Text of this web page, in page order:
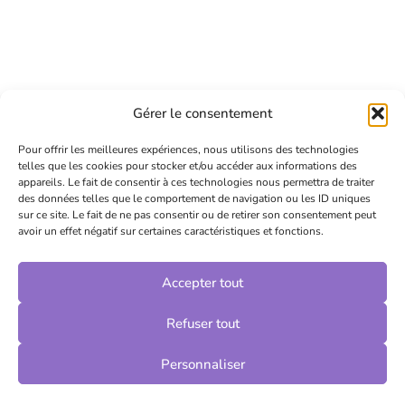
Gérer le consentement
Pour offrir les meilleures expériences, nous utilisons des technologies
telles que les cookies pour stocker et/ou accéder aux informations des
appareils. Le fait de consentir à ces technologies nous permettra de traiter
des données telles que le comportement de navigation ou les ID uniques
sur ce site. Le fait de ne pas consentir ou de retirer son consentement peut
avoir un effet négatif sur certaines caractéristiques et fonctions.
Accepter tout
Refuser tout
Personnaliser